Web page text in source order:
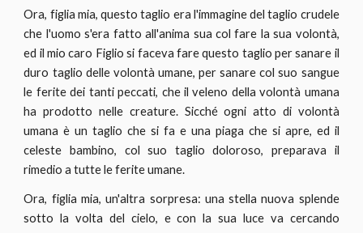
Ora, figlia mia, questo taglio era l'immagine del taglio crudele
che l'uomo s'era fatto all'anima sua col fare la sua volontà,
ed il mio caro Figlio si faceva fare questo taglio per sanare il
duro taglio delle volontà umane, per sanare col suo sangue
le ferite dei tanti peccati, che il veleno della volontà umana
ha prodotto nelle creature. Sicché ogni atto di volontà
umana è un taglio che si fa e una piaga che si apre, ed il
celeste bambino, col suo taglio doloroso, preparava il
rimedio a tutte le ferite umane.
Ora, figlia mia, un'altra sorpresa: una stella nuova splende
sotto la volta del cielo, e con la sua luce va cercando